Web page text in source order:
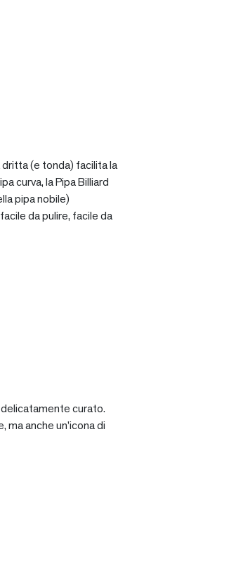
dritta (e tonda) facilita la
curva, la Pipa Billiard
pipa nobile)
da pulire, facile da
delicatamente curato.
anche un’icona di